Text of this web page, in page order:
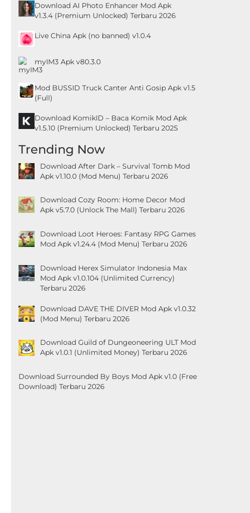
Download AI Photo Enhancer Mod Apk
v1.3.4 (Premium Unlocked) Terbaru 2026
Live China Apk (no banned) v1.0.4
myIM3 Apk v80.3.0
Mod BUSSID Truck Canter Anti Gosip Apk v1.5
(Full)
Download KomikID – Baca Komik Mod Apk
v1.5.10 (Premium Unlocked) Terbaru 2025
Trending Now
Download After Dark – Survival Tomb Mod
Apk v1.10.0 (Mod Menu) Terbaru 2026
Download Cozy Room: Home Decor Mod
Apk v5.7.0 (Unlock The Mall) Terbaru 2026
Download Loot Heroes: Fantasy RPG Games
Mod Apk v1.24.4 (Mod Menu) Terbaru 2026
Download Herex Simulator Indonesia Max
Mod Apk v1.0.104 (Unlimited Currency)
Terbaru 2026
Download DAVE THE DIVER Mod Apk v1.0.32
(Mod Menu) Terbaru 2026
Download Guild of Dungeoneering ULT Mod
Apk v1.0.1 (Unlimited Money) Terbaru 2026
Download Surrounded By Boys Mod Apk v1.0 (Free
Download) Terbaru 2026